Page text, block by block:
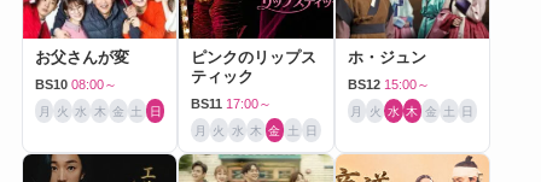
お父さんが変
BS10 08:00～
月 火 水 木 金 土 日
ピンクのリップス
ティック
BS11 17:00～
月 火 水 木 金 土 日
ホ・ジュン
BS12 15:00～
月 火 水 木 金 土 日